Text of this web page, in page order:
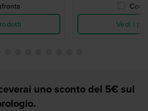
Vedi i
uno sconto del 5€ sul